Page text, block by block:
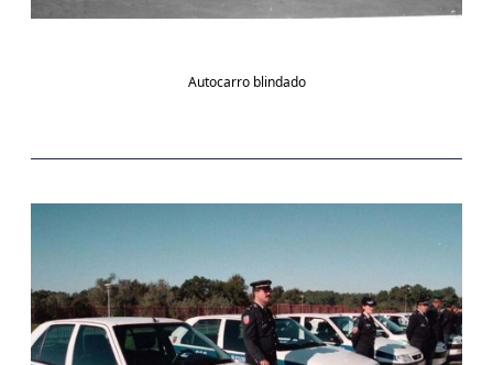
Autocarro blindado